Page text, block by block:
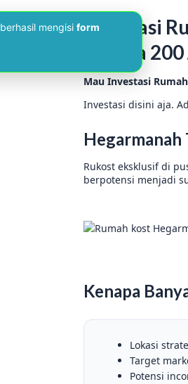
Investasi
Hingga
Mau Investasi
Investasi disini aja.
Rukost eksklusif di
berpotensi menjadi
Kenapa
Lokasi
Target
Potensi
berhasil mengisi form